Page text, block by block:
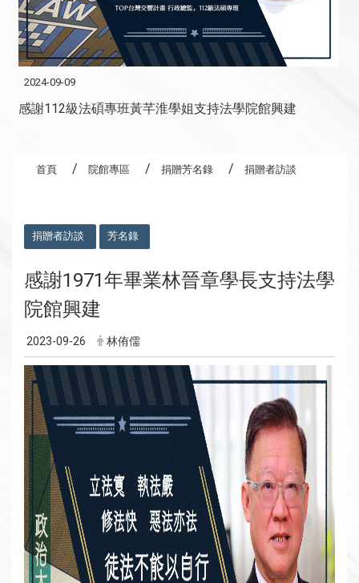
2024-09-09
感謝112級法碩專班黃芊淮學姐支持法學院館興建
首頁 院館專區 捐贈芳名錄 捐贈者訪談
捐贈者訪談 芳名錄
感謝1971年畢業林晉章學長支持法學
院館興建
2023-09-26 林侑儒